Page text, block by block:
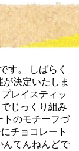
す。 しばらく
決定いたしま
レイスティッ
じっくり組み
トのモチーフづ
チョコレート
んてんねんどで